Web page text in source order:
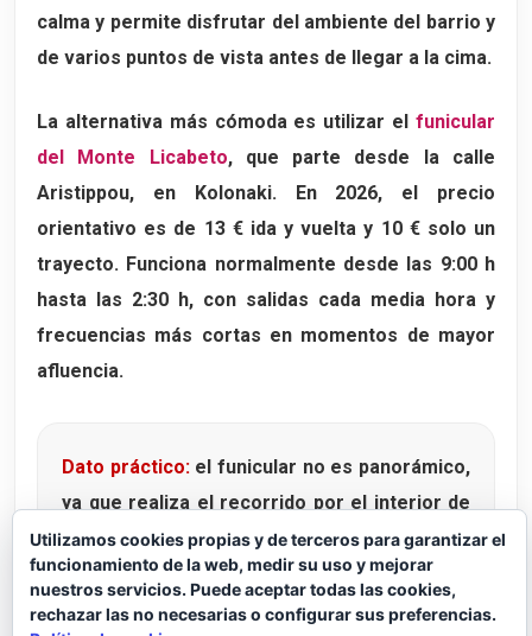
calma y permite disfrutar del ambiente del barrio y
de varios puntos de vista antes de llegar a la cima.
La alternativa más cómoda es utilizar el funicular
del Monte Licabeto, que parte desde la calle
Aristippou, en Kolonaki. En 2026, el precio
orientativo es de 13 € ida y vuelta y 10 € solo un
trayecto. Funciona normalmente desde las 9:00 h
hasta las 2:30 h, con salidas cada media hora y
frecuencias más cortas en momentos de mayor
afluencia.
Dato práctico:el funicular no es panorámico,
ya que realiza el recorrido por el interior de
un túnel. Aun así, puede ser una buena opción
si viajáis con niños, si hace mucho calor o si
preferís reservar fuerzas para seguir
Utilizamos cookies propias y de terceros para garantizar el
funcionamiento de la web, medir su uso y mejorar
nuestros servicios. Puede aceptar todas las cookies,
rechazar las no necesarias o configurar sus preferencias.